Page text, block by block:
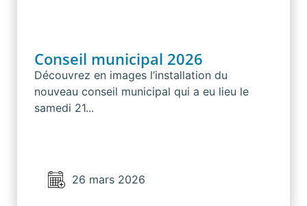
Conseil municipal 2026
Découvrez en images l’installation du
nouveau conseil municipal qui a eu lieu le
samedi 21...
26 mars 2026